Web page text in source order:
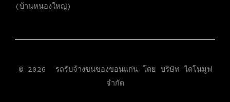
(บ้านหนองใหญ่)
© 2026 รถรับจ้างขนของขอนแก่น โดย บริษัท ไดโนมูฟ
จำกัด